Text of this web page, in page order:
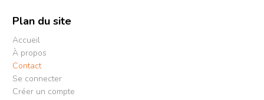
Plan du site
Accueil
À propos
Contact
Se connecter
Créer un compte